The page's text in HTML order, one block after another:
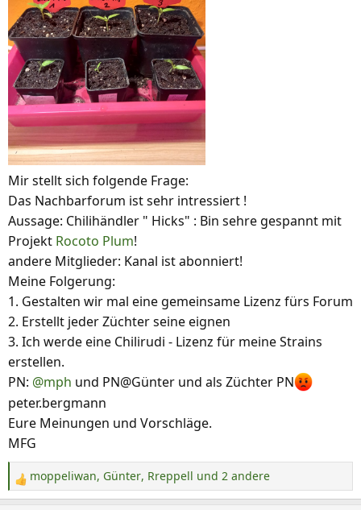
Mir stellt sich folgende Frage:
Das Nachbarforum ist sehr intressiert !
Aussage: Chilihändler " Hicks" : Bin sehre gespannt mit
Projekt Rocoto Plum!
andere Mitglieder: Kanal ist abonniert!
Meine Folgerung:
1. Gestalten wir mal eine gemeinsame Lizenz fürs Forum
2. Erstellt jeder Züchter seine eignen
3. Ich werde eine Chilirudi - Lizenz für meine Strains
erstellen.
PN: @mph und PN@Günter und als Züchter PN
peter.bergmann
Eure Meinungen und Vorschläge.
MFG
R
e
moppeliwan, Günter, Rreppell und 2 andere